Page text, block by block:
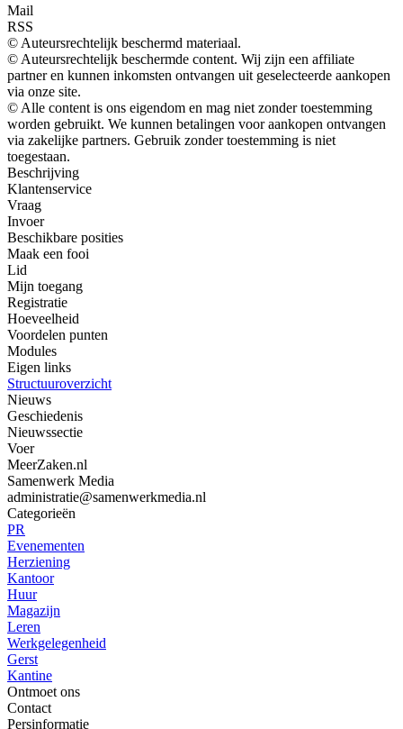
Mail
RSS
© Auteursrechtelijk beschermd materiaal.
© Auteursrechtelijk beschermde content. Wij zijn een affiliate
partner en kunnen inkomsten ontvangen uit geselecteerde aankopen
via onze site.
© Alle content is ons eigendom en mag niet zonder toestemming
worden gebruikt. We kunnen betalingen voor aankopen ontvangen
via zakelijke partners. Gebruik zonder toestemming is niet
toegestaan.
Beschrijving
Klantenservice
Vraag
Invoer
Beschikbare posities
Maak een fooi
Lid
Mijn toegang
Registratie
Hoeveelheid
Voordelen punten
Modules
Eigen links
Structuuroverzicht
Nieuws
Geschiedenis
Nieuwssectie
Voer
MeerZaken.nl
Samenwerk Media
administratie@samenwerkmedia.nl
Categorieën
PR
Evenementen
Herziening
Kantoor
Huur
Magazijn
Leren
Werkgelegenheid
Gerst
Kantine
Ontmoet ons
Contact
Persinformatie